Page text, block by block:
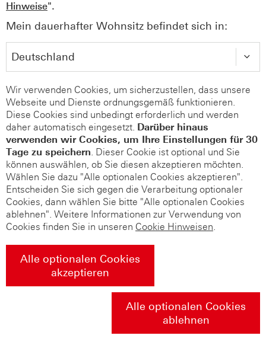
Hinweise".
Mein dauerhafter Wohnsitz befindet sich in:
Wir verwenden Cookies, um sicherzustellen, dass unsere
Webseite und Dienste ordnungsgemäß funktionieren.
Diese Cookies sind unbedingt erforderlich und werden
daher automatisch eingesetzt. Darüber hinaus
verwenden wir Cookies, um Ihre Einstellungen für 30
Tage zu speichern. Dieser Cookie ist optional und Sie
können auswählen, ob Sie diesen akzeptieren möchten.
Wählen Sie dazu "Alle optionalen Cookies akzeptieren".
Entscheiden Sie sich gegen die Verarbeitung optionaler
Cookies, dann wählen Sie bitte "Alle optionalen Cookies
ablehnen". Weitere Informationen zur Verwendung von
Cookies finden Sie in unseren Cookie Hinweisen.
Alle optionalen Cookies
akzeptieren
Alle optionalen Cookies
ablehnen